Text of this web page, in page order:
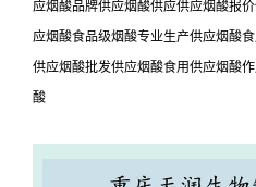
应烟酸品牌供应烟酸供应供应烟酸报
应烟酸食品级烟酸专业生产供应烟酸
供应烟酸批发供应烟酸食用供应烟酸
酸